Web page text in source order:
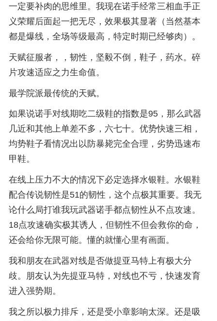
一定要补肉的思维里。我现在诺手经常三相血手正
义荣耀后面起一把无尽，效果极其显著（当然基本
都是爆线，全场等级最高，特定时期已经够肉）。
天赋征服者，，韧性，坚毅不倒，鞋子，药水。碎
片攻速适应之力生命值。
最学院派最传统的天赋。
如果说诺手对线期吃二级鞋的指数是95，那么武器
几近和其他上单差不多，六七十。优势快速三相，
均势鞋子看情况出以防暴毙完全合理，劣势迅速布
甲鞋。
在线上压力不大的情况下必定选择水银鞋。水银鞋
配合传说韧性是51的韧性，这个点极其重要。我无
论什么局打谁我玩武器诺手都点韧性从不点攻速。
18点攻速确实极其诱人，但韧性不但会救你的命，
还会给你无限可能。懂的就懂心里有画面。
我和朋友在武器对线是否做提亚马特上有极大分
歧。朋友认为先提亚马特，对线也不亏，快速发育
进入强势期。
我之所以极力排斥，还是受小章影响太深。还是吸